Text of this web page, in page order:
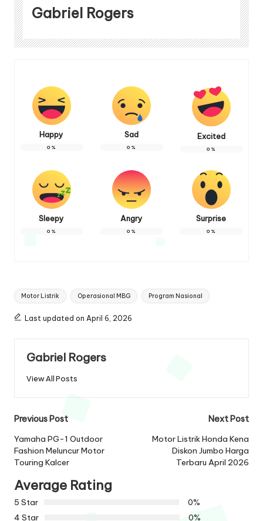
Gabriel Rogers
Happy
0%
Sad
0%
Excited
0%
Sleepy
0%
Angry
0%
Surprise
0%
Tags:
Motor Listrik Operasional MBG Program Nasional
Last updated on April 6, 2026
Gabriel Rogers
View All Posts
Post
navigation
Previous Post
Yamaha PG-1 Outdoor
Fashion Meluncur Motor
Touring Kalcer
Next Post
Motor Listrik Honda Kena
Diskon Jumbo Harga
Terbaru April 2026
Average Rating
5 Star
0%
4 Star
0%